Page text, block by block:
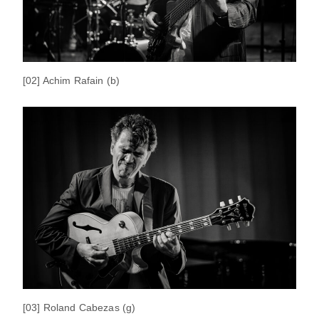
[02] Achim Rafain (b)
[03] Roland Cabezas (g)